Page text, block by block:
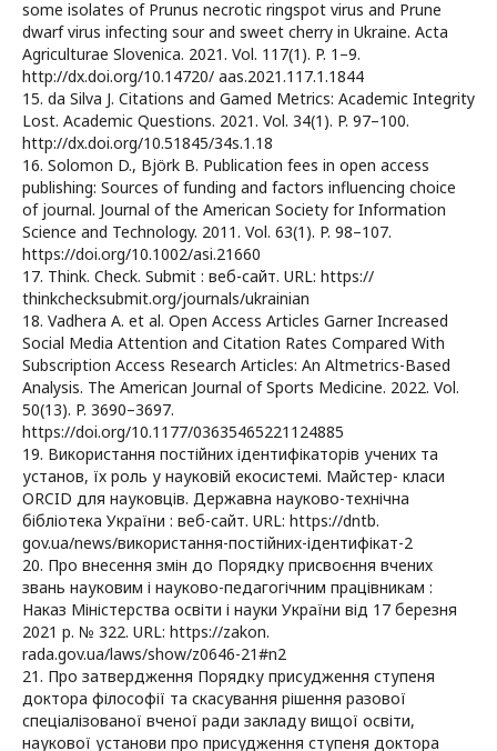
some isolates of Prunus necrotic ringspot virus and Prune
dwarf virus infecting sour and sweet cherry in Ukraine. Acta
Agriculturae Slovenica. 2021. Vol. 117(1). P. 1–9.
http://dx.doi.org/10.14720/ aas.2021.117.1.1844
15. da Silva J. Citations and Gamed Metrics: Academic Integrity
Lost. Academic Questions. 2021. Vol. 34(1). P. 97–100.
http://dx.doi.org/10.51845/34s.1.18
16. Solomon D., Björk B. Publication fees in open access
publishing: Sources of funding and factors influencing choice
of journal. Journal of the American Society for Information
Science and Technology. 2011. Vol. 63(1). P. 98–107.
https://doi.org/10.1002/asi.21660
17. Think. Check. Submit : веб-сайт. URL: https://
thinkchecksubmit.org/journals/ukrainian
18. Vadhera A. et al. Open Access Articles Garner Increased
Social Media Attention and Citation Rates Compared With
Subscription Access Research Articles: An Altmetrics-Based
Analysis. The American Journal of Sports Medicine. 2022. Vol.
50(13). P. 3690–3697.
https://doi.org/10.1177/03635465221124885
19. Використання постійних ідентифікаторів учених та
установ, їх роль у науковій екосистемі. Майстер- класи
ORCID для науковців. Державна науково-технічна
бібліотека України : веб-сайт. URL: https://dntb.
gov.ua/news/використання-постійних-ідентифікат-2
20. Про внесення змін до Порядку присвоєння вчених
звань науковим і науково-педагогічним працівникам :
Наказ Міністерства освіти і науки України від 17 березня
2021 р. № 322. URL: https://zakon.
rada.gov.ua/laws/show/z0646-21#n2
21. Про затвердження Порядку присудження ступеня
доктора філософії та скасування рішення разової
спеціалізованої вченої ради закладу вищої освіти,
наукової установи про присудження ступеня доктора